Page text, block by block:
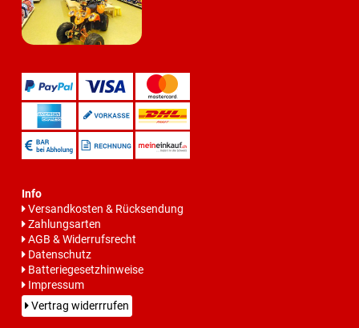
Info
Versandkosten & Rücksendung
Zahlungsarten
AGB & Widerrufsrecht
Datenschutz
Batteriegesetzhinweise
Impressum
Vertrag widerrrufen